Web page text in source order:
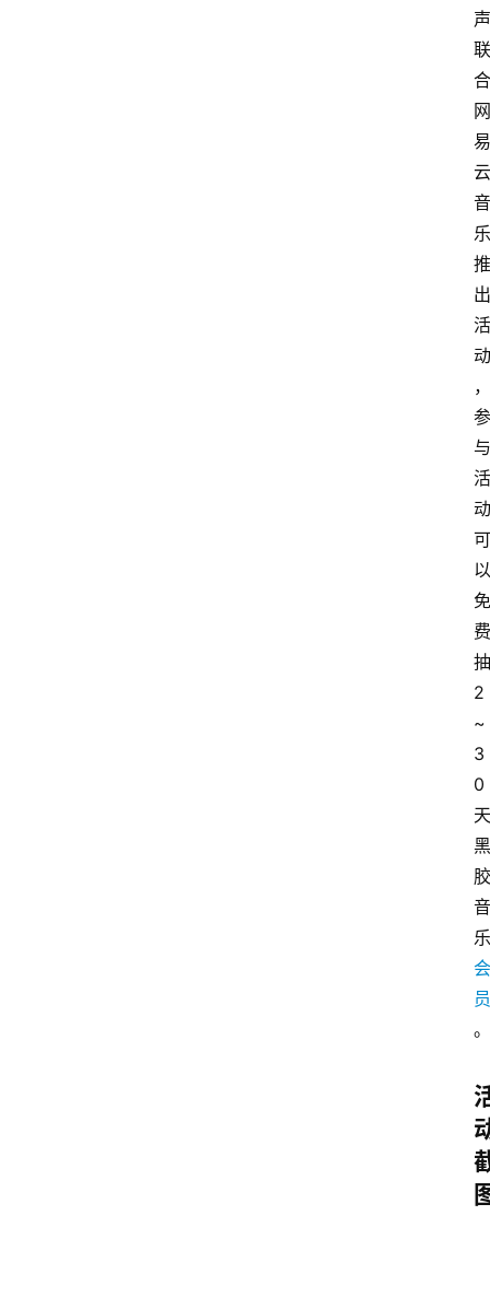
声
联
合
网
易
云
音
乐
推
出
活
动
，
参
与
活
动
可
以
免
费
抽
2
~
3
0
天
黑
胶
音
乐
会
员
。